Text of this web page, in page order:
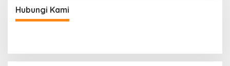
Hubungi Kami